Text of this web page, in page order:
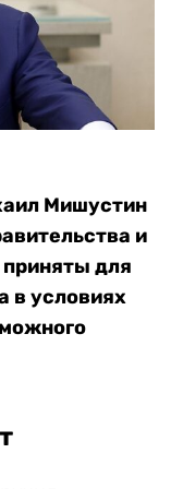
Мишустин
и
для
в условиях